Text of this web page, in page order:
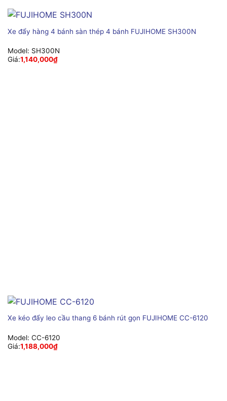
Xe đẩy hàng 4 bánh sàn thép 4 bánh FUJIHOME SH300N
Model: SH300N
Giá:1,140,000₫
Xe kéo đẩy leo cầu thang 6 bánh rút gọn FUJIHOME CC-6120
Model: CC-6120
Giá:1,188,000₫